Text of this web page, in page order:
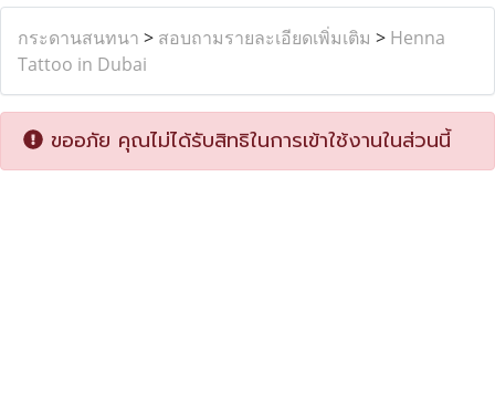
กระดานสนทนา > สอบถามรายละเอียดเพิ่มเติม > Henna
Tattoo in Dubai
ขออภัย คุณไม่ได้รับสิทธิในการเข้าใช้งานในส่วนนี้